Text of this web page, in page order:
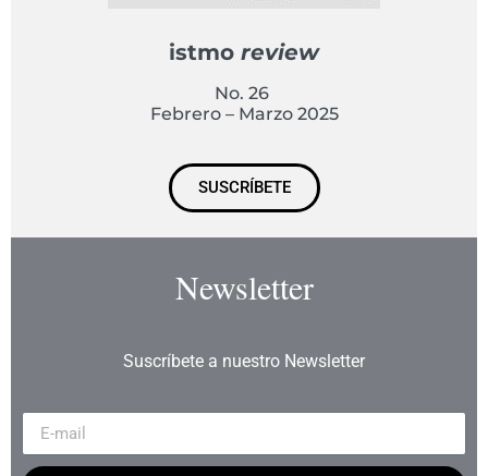
istmo review
No. 26
Febrero – Marzo 2025
SUSCRÍBETE
Newsletter
Suscríbete a nuestro Newsletter